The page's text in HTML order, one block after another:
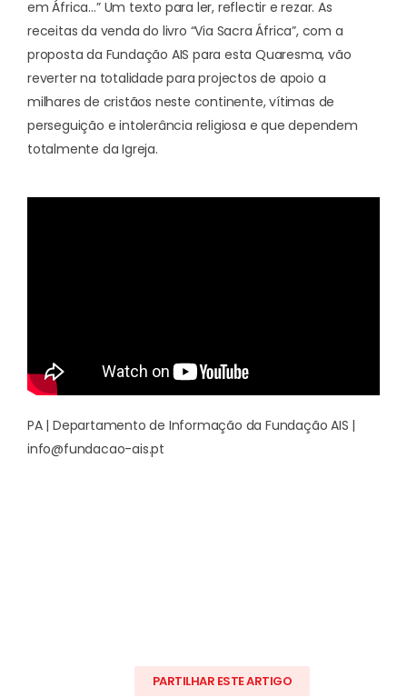
em África…” Um texto para ler, reflectir e rezar. As
receitas da venda do livro “Via Sacra África”, com a
proposta da Fundação AIS para esta Quaresma, vão
reverter na totalidade para projectos de apoio a
milhares de cristãos neste continente, vítimas de
perseguição e intolerância religiosa e que dependem
totalmente da Igreja.
PA | Departamento de Informação da Fundação AIS |
info@fundacao-ais.pt
PARTILHAR ESTE ARTIGO